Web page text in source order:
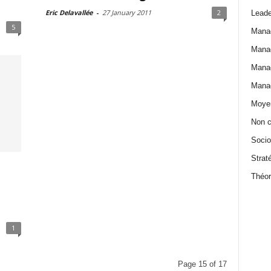
5
Eric Delavallée - 27 January 2011 2
1
Page 15 of 17
Non